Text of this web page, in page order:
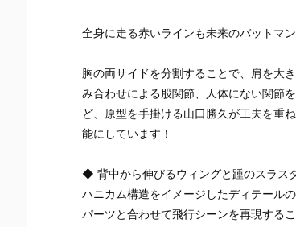
全身に走る赤いラインも未来のバットマ
胸の両サイドを分割することで、肩を大
み合わせによる股関節、人体にない関節
ど、原型を手掛ける山口勝久が工夫を重
能にしています！
◆ 背中から伸びるウィングと踵のスラス
ハニカム構造をイメージしたディテール
パーツと合わせて飛行シーンを再現するこ